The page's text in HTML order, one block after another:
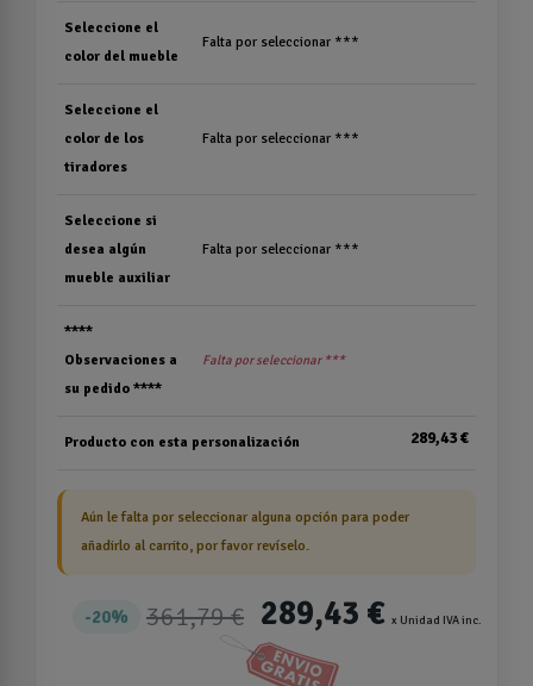
Seleccione el
color del mueble
Falta por seleccionar ***
Seleccione el
color de los
tiradores
Falta por seleccionar ***
Seleccione si
desea algún
mueble auxiliar
Falta por seleccionar ***
****
Observaciones a
su pedido ****
Falta por seleccionar ***
Producto con esta personalización 289,43 €
Aún le falta por seleccionar alguna opción para poder
añadirlo al carrito, por favor revíselo.
20% 361,79 € 289,43 € x Unidad IVA inc.